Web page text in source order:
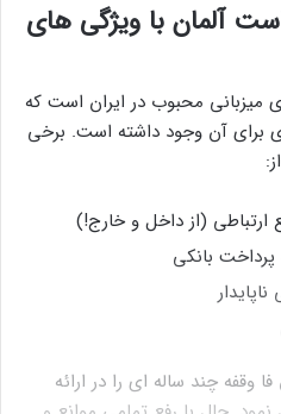
آلمان با ویژگی های
محبوب در ایران است که
برای آن وجود داشته است. برخی
(از داخل و خارج!)
پرداخت بانکی
چند ساله ای را در ارائه